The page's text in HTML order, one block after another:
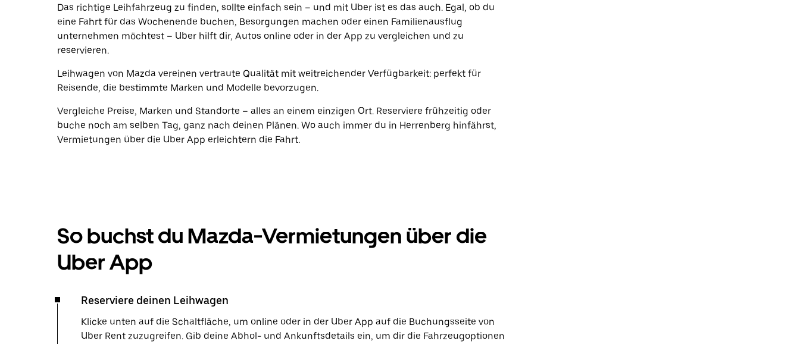
Das richtige Leihfahrzeug zu finden, sollte einfach sein – und mit Uber ist es das auch. Egal, ob du
eine Fahrt für das Wochenende buchen, Besorgungen machen oder einen Familienausflug
unternehmen möchtest – Uber hilft dir, Autos online oder in der App zu vergleichen und zu
reservieren.
Leihwagen von Mazda vereinen vertraute Qualität mit weitreichender Verfügbarkeit: perfekt für
Reisende, die bestimmte Marken und Modelle bevorzugen.
Vergleiche Preise, Marken und Standorte – alles an einem einzigen Ort. Reserviere frühzeitig oder
buche noch am selben Tag, ganz nach deinen Plänen. Wo auch immer du in Herrenberg hinfährst,
Vermietungen über die Uber App erleichtern die Fahrt.
So buchst du Mazda-Vermietungen über die
Uber App
Reserviere deinen Leihwagen
Klicke unten auf die Schaltfläche, um online oder in der Uber App auf die Buchungsseite von
Uber Rent zuzugreifen. Gib deine Abhol- und Ankunftsdetails ein, um dir die Fahrzeugoptionen